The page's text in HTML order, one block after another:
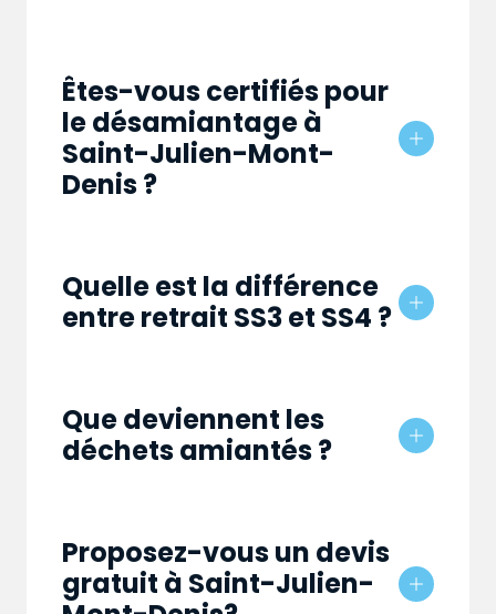
Êtes-vous certifiés pour
le désamiantage à
Saint-Julien-Mont-
Denis ?
Quelle est la différence
entre retrait SS3 et SS4 ?
Que deviennent les
déchets amiantés ?
Proposez-vous un devis
gratuit à Saint-Julien-